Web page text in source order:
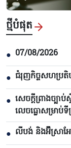
ថ្មីបំផុត
● 07/08/2026
● ជំរុញកិច្ចសហប្រតិ
● សេចក្តីព្រាងច្បា
លេចធ្លោសម្រាប់
● លីបង់ និងអ៊ីស្រាអ